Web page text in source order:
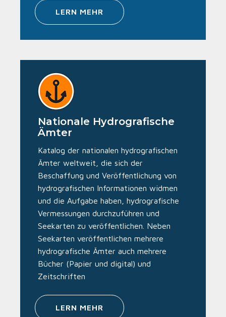
LERN MEHR
Nationale Hydrografische
Ämter
Katalog der nationalen hydrografischen
Ämter weltweit, die sich der
Beschaffung und Veröffentlichung von
hydrografischen Informationen widmen
und die Aufgabe haben, hydrografische
Vermessungen durchzuführen und
Seekarten zu veröffentlichen. Neben
Seekarten veröffentlichen mehrere
hydrografische Ämter auch mehrere
Bücher (Papier und digital) und
Zeitschriften
LERN MEHR